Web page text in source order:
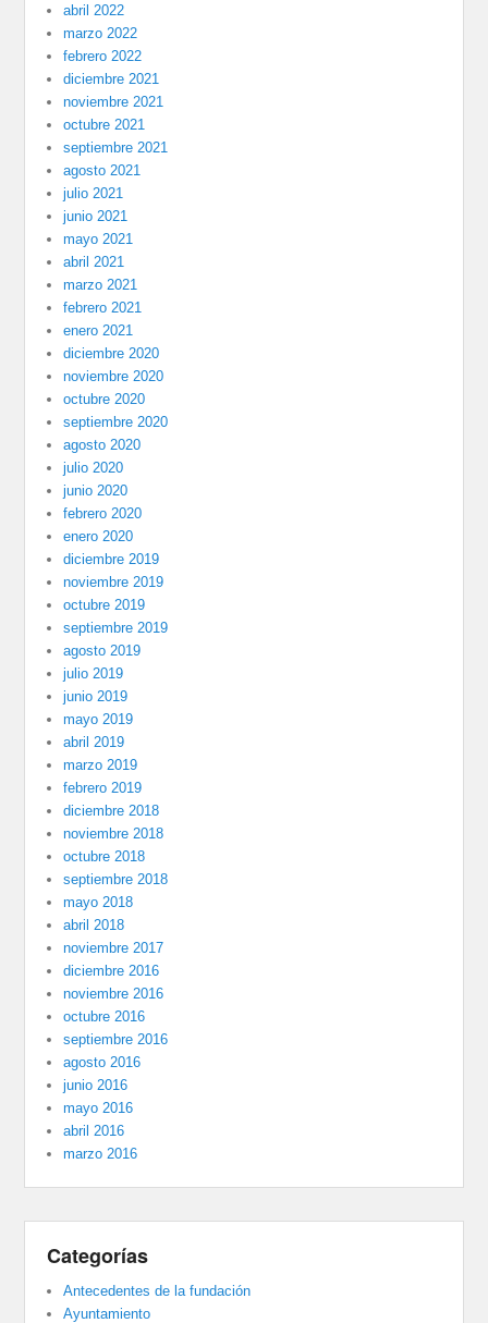
abril 2022
marzo 2022
febrero 2022
diciembre 2021
noviembre 2021
octubre 2021
septiembre 2021
agosto 2021
julio 2021
junio 2021
mayo 2021
abril 2021
marzo 2021
febrero 2021
enero 2021
diciembre 2020
noviembre 2020
octubre 2020
septiembre 2020
agosto 2020
julio 2020
junio 2020
febrero 2020
enero 2020
diciembre 2019
noviembre 2019
octubre 2019
septiembre 2019
agosto 2019
julio 2019
junio 2019
mayo 2019
abril 2019
marzo 2019
febrero 2019
diciembre 2018
noviembre 2018
octubre 2018
septiembre 2018
mayo 2018
abril 2018
noviembre 2017
diciembre 2016
noviembre 2016
octubre 2016
septiembre 2016
agosto 2016
junio 2016
mayo 2016
abril 2016
marzo 2016
Categorías
Antecedentes de la fundación
Ayuntamiento